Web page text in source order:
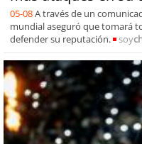
05-08A través de un
mundial aseguró que tomará
defender su reputación.
soy